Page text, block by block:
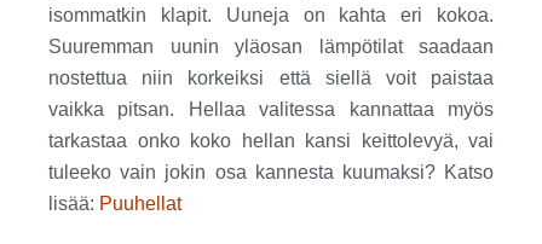
isommatkin klapit. Uuneja on kahta eri kokoa.
Suuremman uunin yläosan lämpötilat saadaan
nostettua niin korkeiksi että siellä voit paistaa
vaikka pitsan. Hellaa valitessa kannattaa myös
tarkastaa onko koko hellan kansi keittolevyä, vai
tuleeko vain jokin osa kannesta kuumaksi? Katso
lisää: Puuhellat